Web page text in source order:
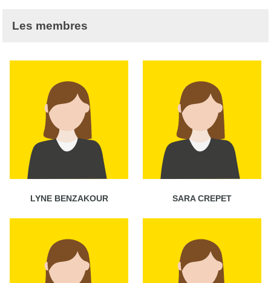
Les membres
LYNE BENZAKOUR SARA CREPET